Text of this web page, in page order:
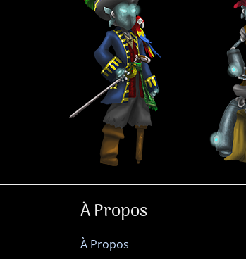
À Propos
À Propos